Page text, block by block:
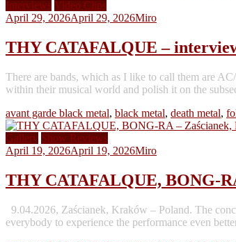
Interviews Video Clips
April 29, 2026April 29, 2026Miro
THY CATAFALQUE –
There are bands, which as I like to call them are
within their musical world and polish it on the
avant garde black metal, black metal, death metal,
Gallery Show Reviews
April 19, 2026April 19, 2026Miro
THY CATAFALQUE, BONG-
9.04.2026, Zaścianek, Kraków – Poland. The
everybody to experience the performance even